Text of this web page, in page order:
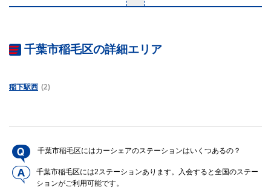
千葉市稲毛区の詳細エリア
稲下駅西 (2)
千葉市稲毛区にはカーシェアのステーションはいくつあるの？
千葉市稲毛区には2ステーションあります。入会すると全国のステー
ションがご利用可能です。